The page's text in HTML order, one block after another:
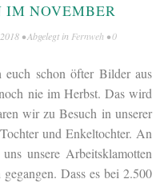
IM NOVEMBER
• Abgelegt in Fernweh •0
schon öfter Bilder aus
nie im Herbst. Das wird
wir zu Besuch in unserer
und Enkeltochter. An
unsere Arbeitsklamotten
Dass es bei 2.500